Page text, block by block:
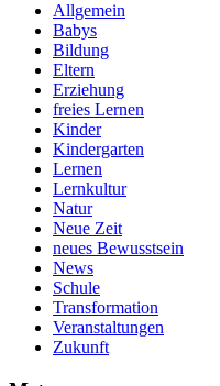
Allgemein
Babys
Bildung
Eltern
Erziehung
freies Lernen
Kinder
Kindergarten
Lernen
Lernkultur
Natur
Neue Zeit
neues Bewusstsein
News
Schule
Transformation
Veranstaltungen
Zukunft